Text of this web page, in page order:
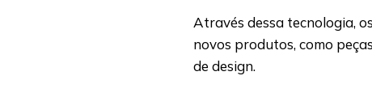
Através dessa tecnologia,
novos produtos, como
de design.